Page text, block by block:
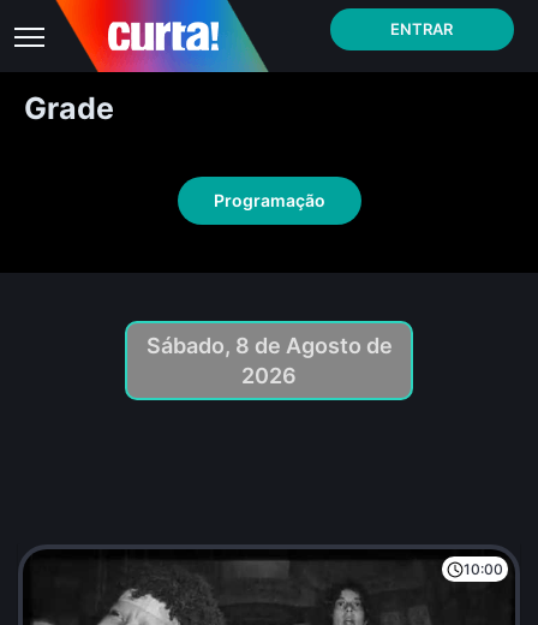
ENTRAR
Grade
Programação
Sábado, 8 de Agosto de
2026
10:00